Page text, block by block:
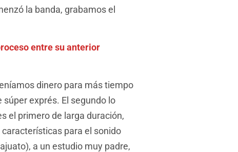
la banda, grabamos el
entre su anterior
dinero para más tiempo
exprés. El segundo lo
el primero de larga duración,
para el sonido
a un estudio muy padre,